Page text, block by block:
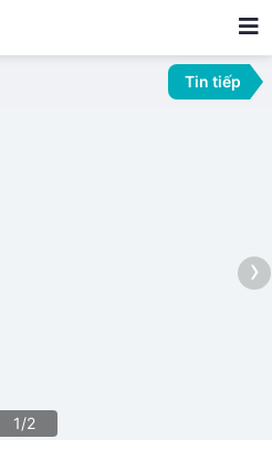
Tin tiếp
›
1/2